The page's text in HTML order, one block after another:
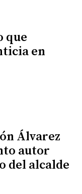
que
en
Álvarez
autor
del alcalde